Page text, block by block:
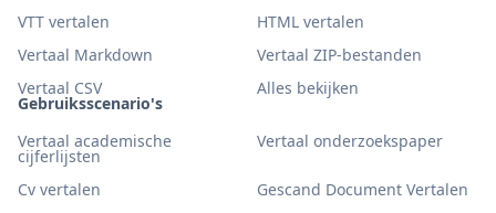
Gebruiksscenario's
Vertaal academische
cijferlijsten
Vertaal onderzoekspaper
Cv vertalen
Gescand Document Vertalen
VTT vertalen
HTML vertalen
Vertaal Markdown
Vertaal ZIP-bestanden
Vertaal CSV
Alles bekijken